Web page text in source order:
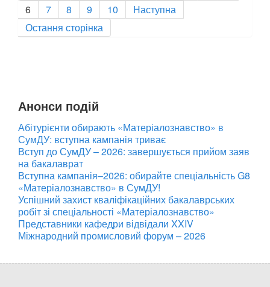
6
7 8 9 10
Наступна
Остання сторінка
Анонси подій
Абітурієнти обирають «Матеріалознавство» в
СумДУ: вступна кампанія триває
Вступ до СумДУ – 2026: завершується прийом заяв
на бакалаврат
Вступна кампанія–2026: обирайте спеціальність G8
«Матеріалознавство» в СумДУ!
Успішний захист кваліфікаційних бакалаврських
робіт зі спеціальності «Матеріалознавство»
Представники кафедри відвідали XXIV
Міжнародний промисловий форум – 2026